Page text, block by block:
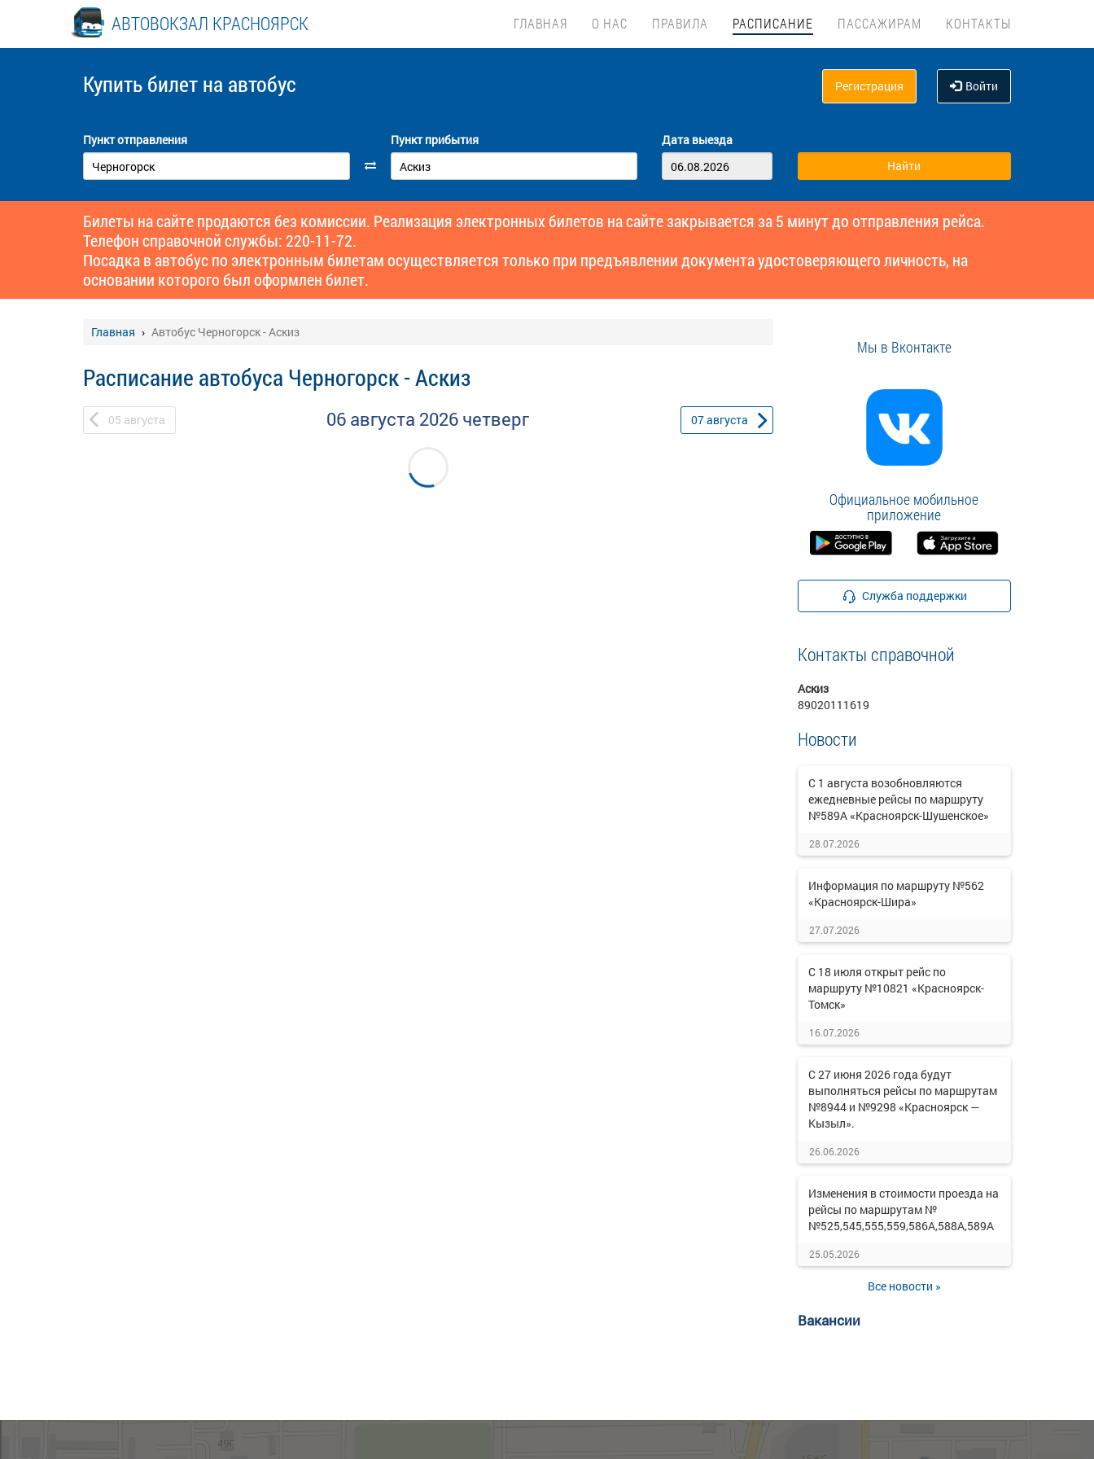
АВТОВОКЗАЛ КРАСНОЯРСК ГЛАВНАЯ О НАС ПРАВИЛА РАСПИСАНИЕ ПАССАЖИРАМ КОНТАКТЫ
Купить билет на автобус Регистрация Войти
Пункт отправления Пункт прибытия Дата выезда
Билеты на сайте продаются без комиссии. Реализация электронных билетов на сайте закрывается за 5 минут до отправления рейса.
Телефон справочной службы: 220-11-72.
Посадка в автобус по электронным билетам осуществляется только при предъявлении документа удостоверяющего личность, на
основании которого был оформлен билет.
Главная Автобус Черногорск - Аскиз
Расписание автобуса Черногорск - Аскиз
05 августа 06 августа 2026 четверг 07августа
Мы в Вконтакте
Официальное мобильное
приложение
Служба поддержки
Контакты справочной
Аскиз
89020111619
Новости
С 1 августа возобновляются
ежедневные рейсы по маршруту
№589А «Красноярск-Шушенское»
28.07.2026
Информация по маршруту №562
«Красноярск-Шира»
27.07.2026
С 18 июля открыт рейс по
маршруту №10821 «Красноярск-
Томск»
16.07.2026
С 27 июня 2026 года будут
выполняться рейсы по маршрутам
№8944 и №9298 «Красноярск —
Кызыл».
26.06.2026
Изменения в стоимости проезда на
рейсы по маршрутам №
№525,545,555,559,586А,588А,589А
25.05.2026
Все новости »
Вакансии